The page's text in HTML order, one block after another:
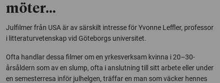
möter…
Julfilmer från USA är av särskilt intresse för Yvonne Leffler, professor
i litteraturvetenskap vid Göteborgs universitet.
Ofta handlar dessa filmer om en yrkesverksam kvinna i 20–30-
årsåldern som av en slump, ofta i anslutning till sitt arbete eller under
en semesterresa inför julhelgen, träffar en man som väcker hennes